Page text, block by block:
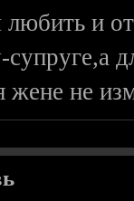
и
супруге,а
жене не